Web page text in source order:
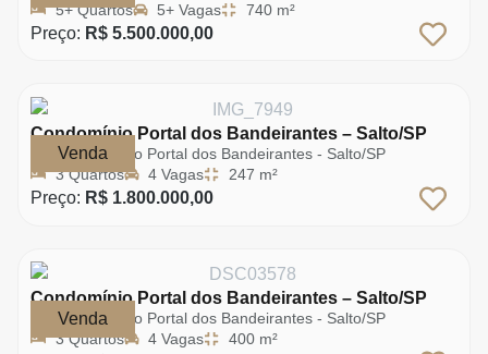
5+ Quartos
5+ Vagas 740 m²
Preço: R$ 5.500.000,00
Venda
Condomínio Portal dos Bandeirantes – Salto/SP
Condomínio Portal dos Bandeirantes - Salto/SP
3 Quartos
4 Vagas 247 m²
Preço: R$ 1.800.000,00
Venda
Condomínio Portal dos Bandeirantes – Salto/SP
Condomínio Portal dos Bandeirantes - Salto/SP
3 Quartos
4 Vagas 400 m²